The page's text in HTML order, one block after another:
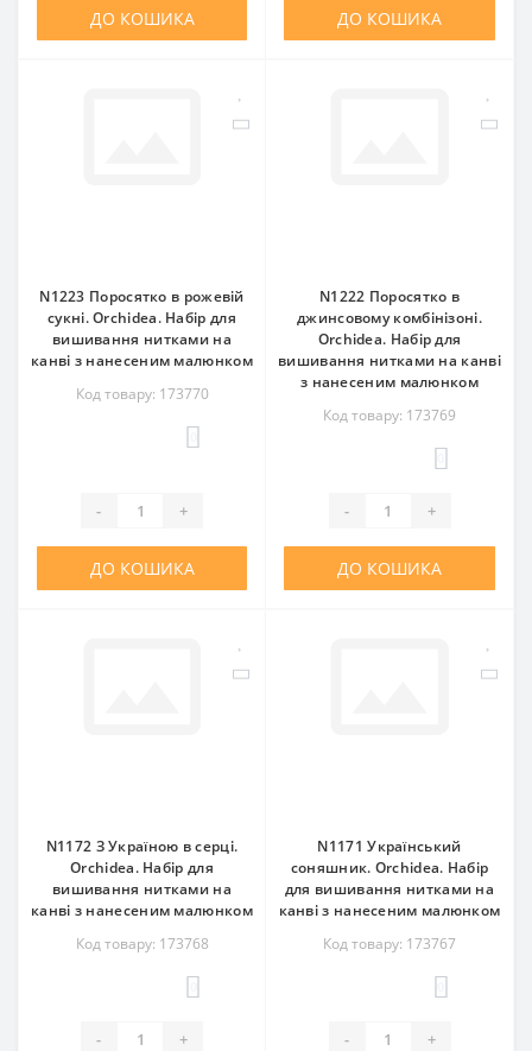
ДО КОШИКА ДО КОШИКА
N1223 Поросятко в рожевій
сукні. Orchidea. Набір для
вишивання нитками на
канві з нанесеним малюнком
Код товару: 173770
- +
ДО КОШИКА
N1222 Поросятко в
джинсовому комбінізоні.
Orchidea. Набір для
вишивання нитками на канві
з нанесеним малюнком
Код товару: 173769
- +
ДО КОШИКА
N1172 З Україною в серці.
Orchidea. Набір для
вишивання нитками на
канві з нанесеним малюнком
Код товару: 173768
- +
N1171 Український
соняшник. Orchidea. Набір
для вишивання нитками на
канві з нанесеним малюнком
Код товару: 173767
- +